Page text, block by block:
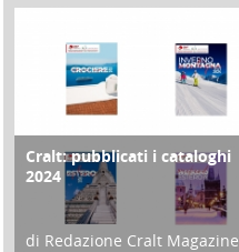
COPERTINA
Cralt: pubblicati i cataloghi
2024
di Redazione Cralt Magazine